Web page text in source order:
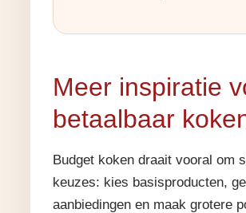
Meer inspiratie
betaalbaar
Budget koken draait vooral om
keuzes: kies basisproducten,
aanbiedingen en maak grotere